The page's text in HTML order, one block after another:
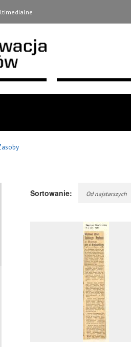
Sortowanie: Od najstarszych